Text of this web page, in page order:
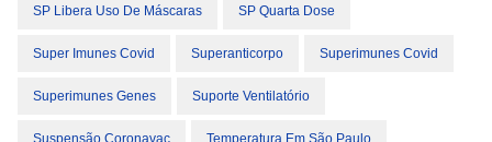
SP Libera Uso De Máscaras SP Quarta Dose
Super Imunes Covid Superanticorpo Superimunes Covid
Superimunes Genes Suporte Ventilatório
Suspensão Coronavac Temperatura Em São Paulo